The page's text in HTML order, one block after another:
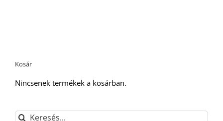
Kosár
Nincsenek termékek a kosárban.
Keresés...